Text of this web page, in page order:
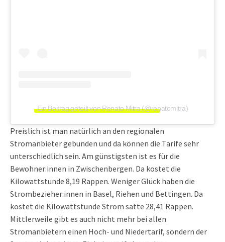
Ein Beitrag geteilt von Renato Mitra (@renatomitra)
Preislich ist man natürlich an den regionalen
Stromanbieter gebunden und da können die Tarife sehr
unterschiedlich sein. Am günstigsten ist es für die
Bewohner:innen in Zwischenbergen. Da kostet die
Kilowattstunde 8,19 Rappen. Weniger Glück haben die
Strombezieher:innen in Basel, Riehen und Bettingen. Da
kostet die Kilowattstunde Strom satte 28,41 Rappen.
Mittlerweile gibt es auch nicht mehr bei allen
Stromanbietern einen Hoch- und Niedertarif, sondern der